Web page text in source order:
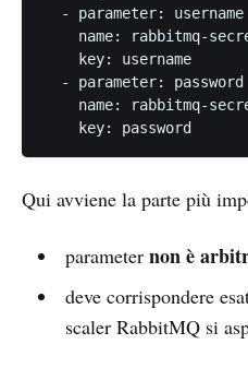
  - parameter: username
name: rabbitmq-
    key: username
  - parameter: password
name: rabbitmq-
    key: password
Qui avviene la parte più
parameter non è
deve corrispondere
scaler RabbitMQ si